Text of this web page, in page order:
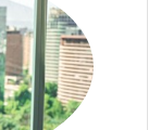
Eguiluz,
Magíster en
Diego